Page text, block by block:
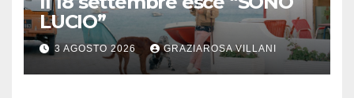
LUCIO”
3 AGOSTO 2026 GRAZIAROSA VILLANI